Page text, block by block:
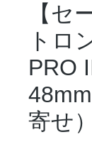
【セ
トロ
PRO
寄せ）